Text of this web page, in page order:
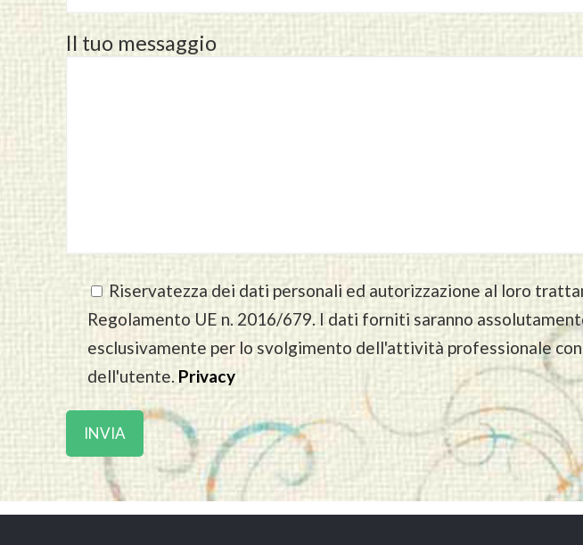
Il tuo messaggio
Riservatezza dei dati personali ed autorizzazione al loro
Regolamento UE n. 2016/679. I dati forniti saranno
esclusivamente per lo svolgimento dell'attività professionale
dell'utente. Privacy